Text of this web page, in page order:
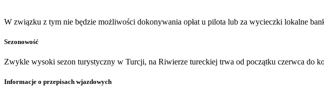
W związku z tym nie będzie możliwości dokonywania opłat u pilota lub za wycieczki lokalne
Sezonowość
Zwykle wysoki sezon turystyczny w Turcji, na Riwierze tureckiej trwa od początku czerwca do
Informacje o przepisach wjazdowych